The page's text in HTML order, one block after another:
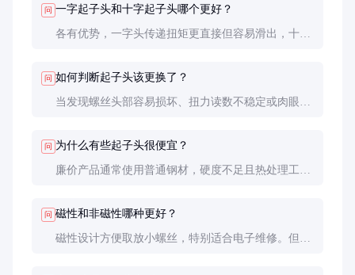
问 一字起子头和十字起子头哪个更好？
各有优势，一字头传递扭矩更直接但容易滑出，十字
问 如何判断起子头该更换了？
当发现螺丝头部容易损坏、扭力读数不稳定或肉眼可
问 为什么有些起子头很便宜？
廉价产品通常使用普通钢材，硬度不足且热处理工艺
问 磁性和非磁性哪种更好？
磁性设计方便取放小螺丝，特别适合电子维修。但在